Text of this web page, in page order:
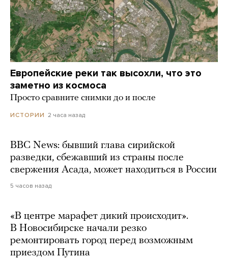
Европейские реки так высохли, что это
заметно из космоса
Просто сравните снимки до и после
ИСТОРИИ 2 часа назад
BBC News: бывший глава сирийской
разведки, сбежавший из страны после
свержения Асада, может находиться в России
5 часов назад
«В центре марафет дикий происходит».
В Новосибирске начали резко
ремонтировать город перед возможным
приездом Путина